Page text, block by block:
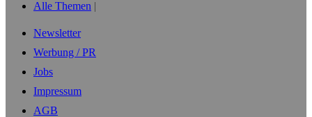
Alle Themen
Newsletter
Werbung / PR
Jobs
Impressum
AGB